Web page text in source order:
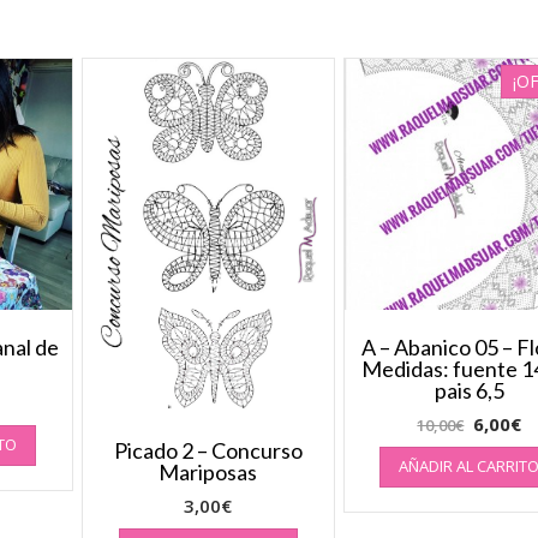
de
Picado 2 – Concurso
Mariposas
3,00€
A – Abanico 05 –
Medidas: fuente
pais 6,5
10,00€ 6,00€
AÑADIR AL CARRITO